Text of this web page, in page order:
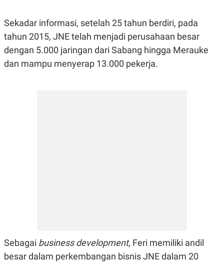
SITEMAP PROFILETERM
OF
USE
PEDOMAN
PEMBERITAAN
SIBER
Sekadar informasi, setelah 25 tahun berdiri, pada
tahun 2015, JNE telah menjadi perusahaan besar
dengan 5.000 jaringan dari Sabang hingga Merauke
dan mampu menyerap 13.000 pekerja.
Sebagai business development, Feri memiliki andil
besar dalam perkembangan bisnis JNE dalam 20